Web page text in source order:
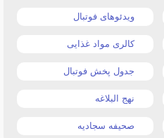
ویدئوهای فوتبال
کالری مواد غذایی
جدول پخش فوتبال
نهج البلاغه
صحیفه سجادیه